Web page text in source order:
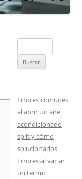
Errores comunes
al abrir un aire
acondicionado
split y cómo
solucionarlos
Errores al vaciar
un termo